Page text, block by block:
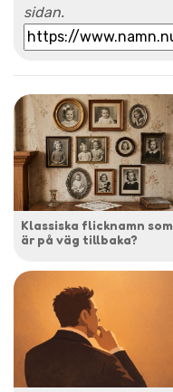
sidan.
Klassiska flicknamn som
är på väg tillbaka?